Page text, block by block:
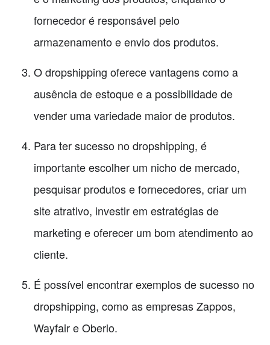
fornecedor é responsável pelo
armazenamento e envio dos produtos.
O dropshipping oferece vantagens como a
ausência de estoque e a possibilidade de
vender uma variedade maior de produtos.
Para ter sucesso no dropshipping, é
importante escolher um nicho de mercado,
pesquisar produtos e fornecedores, criar um
site atrativo, investir em estratégias de
marketing e oferecer um bom atendimento ao
cliente.
É possível encontrar exemplos de sucesso no
dropshipping, como as empresas Zappos,
Wayfair e Oberlo.